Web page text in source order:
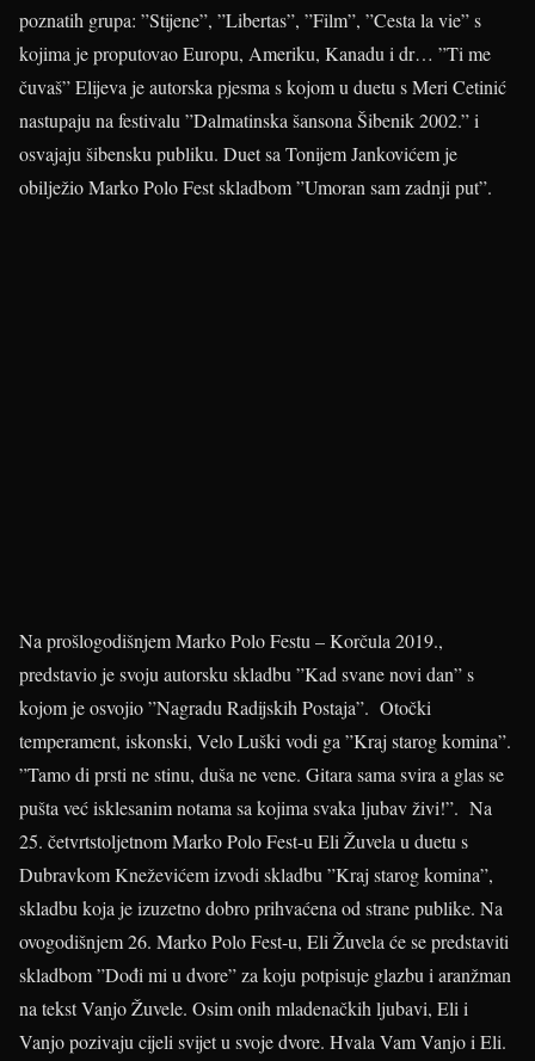
poznatih grupa: ”Stijene”, ”Libertas”, ”Film”, ”Cesta la vie” s
kojima je proputovao Europu, Ameriku, Kanadu i dr… ”Ti me
čuvaš” Elijeva je autorska pjesma s kojom u duetu s Meri Cetinić
nastupaju na festivalu ”Dalmatinska šansona Šibenik 2002.” i
osvajaju šibensku publiku. Duet sa Tonijem Jankovićem je
obilježio Marko Polo Fest skladbom ”Umoran sam zadnji put”.
Na prošlogodišnjem Marko Polo Festu – Korčula 2019.,
predstavio je svoju autorsku skladbu ”Kad svane novi dan” s
kojom je osvojio ”Nagradu Radijskih Postaja”. Otočki
temperament, iskonski, Velo Luški vodi ga ”Kraj starog komina”.
”Tamo di prsti ne stinu, duša ne vene. Gitara sama svira a glas se
pušta već isklesanim notama sa kojima svaka ljubav živi!”. Na
25. četvrtstoljetnom Marko Polo Fest-u Eli Žuvela u duetu s
Dubravkom Kneževićem izvodi skladbu ”Kraj starog komina”,
skladbu koja je izuzetno dobro prihvaćena od strane publike. Na
ovogodišnjem 26. Marko Polo Fest-u, Eli Žuvela će se predstaviti
skladbom ”Dođi mi u dvore” za koju potpisuje glazbu i aranžman
na tekst Vanjo Žuvele. Osim onih mladenačkih ljubavi, Eli i
Vanjo pozivaju cijeli svijet u svoje dvore. Hvala Vam Vanjo i Eli.